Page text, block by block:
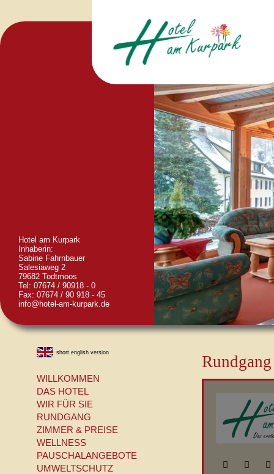
Hotel am Kurpark
Inhaberin:
Sabine Fahrnbauer
Salesiaweg 2
79682 Todtmoos
Tel: 07674 / 90918 - 0
Fax: 07674 / 90 918 - 45
info@hotel-am-kurpark.de
short english version
WILLKOMMEN
DAS HOTEL
WIR FÜR SIE
RUNDGANG
ZIMMER & PREISE
WELLNESS
PAUSCHALANGEBOTE
UMWELTSCHUTZ